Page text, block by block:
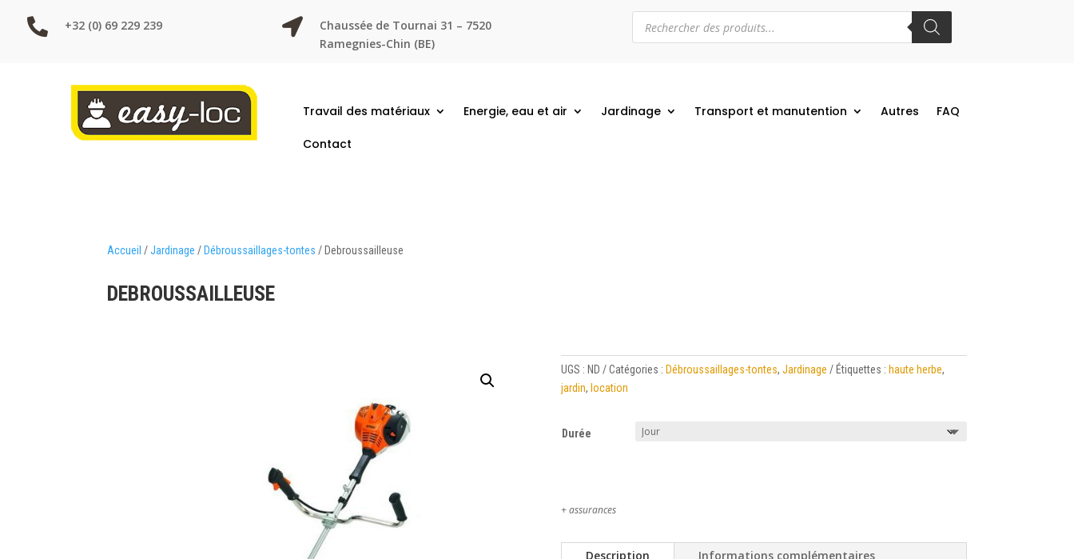
 +32 (0) 69 229 239 
Chaussée de Tournai 31 – 7520
Ramegnies-Chin (BE)
Recherche
produits
Travail des matériaux Energie, eau et air Jardinage Transport et manutention Autres FAQ
Contact
Accueil /Jardinage / Débroussaillages-tontes / Debroussailleuse
DEBROUSSAILLEUSE
UGS : ND Catégories : Débroussaillages-tontes, Jardinage Étiquettes : haute herbe,
jardin, location
Durée
+ assurances
Description Informations complémentaires